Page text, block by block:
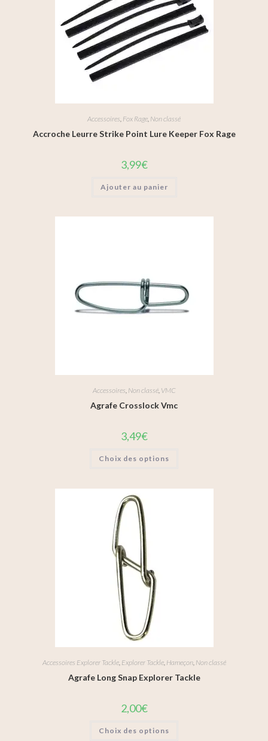
Accessoires Fox Rage Non classé
Accroche Leurre Strike Point Lure Keeper Fox Rage
3,99€
Ajouter au panier
Accessoires, Non classé, VMC
Agrafe Crosslock Vmc
3,49€
Choix des options
Accessoires Explorer Tackle, Explorer Tackle, Hameçon, Non classé
Agrafe Long Snap Explorer Tackle
2,00€
Choix des options